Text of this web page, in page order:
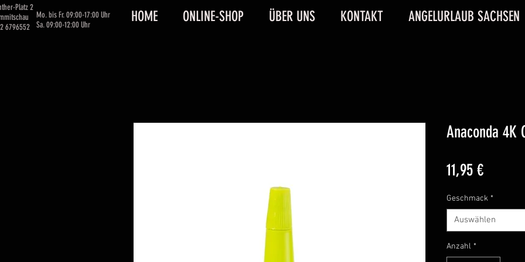
Platz 2
6796552
Mo. bis Fr. 09:00-17:00 Uhr
Sa. 09:00-12:00 Uhr
HOME ONLINE-SHOP ÜBER UNS KONTAKT ANGELURLAUB SACHSEN
Anaconda 4K
11,95 €Preis
Geschmack *
Auswählen
Anzahl *